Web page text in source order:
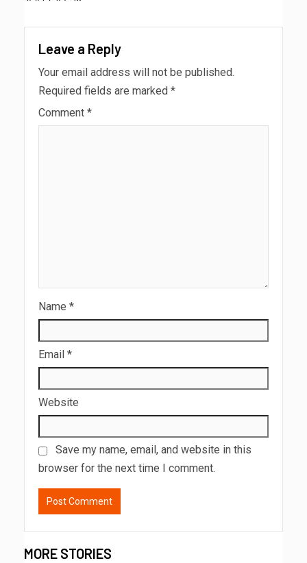
Leave a Reply
Your email address will not be published.
Required fields are marked *
Comment *
Name *
Email *
Website
Save my name, email, and website in this
browser for the next time I comment.
MORE STORIES